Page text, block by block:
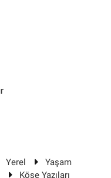
Yerel
Yaşam
Köşe Yazıları